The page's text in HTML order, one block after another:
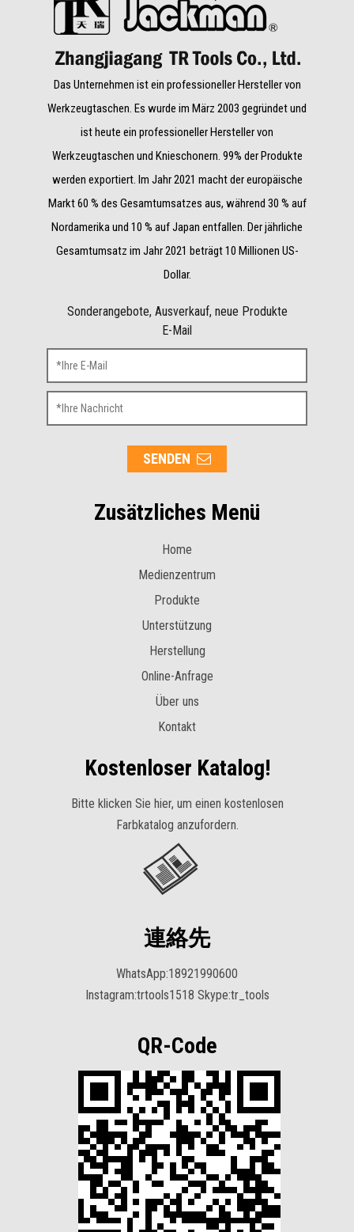
Das Unternehmen ist ein professioneller Hersteller von
Werkzeugtaschen. Es wurde im März 2003 gegründet und
ist heute ein professioneller Hersteller von
Werkzeugtaschen und Knieschonern. 99% der Produkte
werden exportiert. Im Jahr 2021 macht der europäische
Markt 60 % des Gesamtumsatzes aus, während 30 % auf
Nordamerika und 10 % auf Japan entfallen. Der jährliche
Gesamtumsatz im Jahr 2021 beträgt 10 Millionen US-
Dollar.
Sonderangebote, Ausverkauf, neue Produkte
E-Mail
SENDEN
Zusätzliches Menü
Home
Medienzentrum
Produkte
Unterstützung
Herstellung
Online-Anfrage
Über uns
Kontakt
Kostenloser Katalog!
Bitte klicken Sie hier, um einen kostenlosen
Farbkatalog anzufordern.
連絡先
WhatsApp:18921990600
Instagram:trtools1518 Skype:tr_tools
QR-Code